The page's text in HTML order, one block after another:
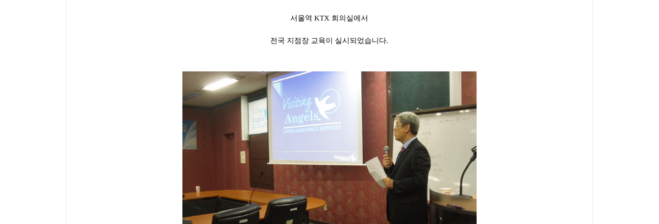
서울역 KTX 회의실에서
전국 지점장 교육이 실시되었습니다.